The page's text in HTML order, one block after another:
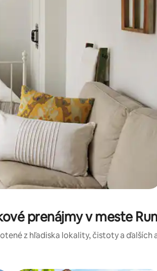
nahor a nadol alebo ich preskúmať
prenájmy v meste
z hľadiska lokality, čistoty a ďalších